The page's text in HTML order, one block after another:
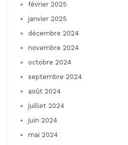
février 2025
janvier 2025
décembre 2024
novembre 2024
octobre 2024
septembre 2024
août 2024
juillet 2024
juin 2024
mai 2024